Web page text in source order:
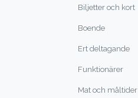
Biljetter och kort
Boende
Ert deltagande
Funktionärer
Mat och måltider